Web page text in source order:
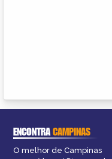
ENCONTRACAMPINAS
O melhor de Campinas